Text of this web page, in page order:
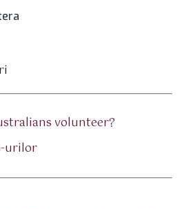
volunteer?
urilor